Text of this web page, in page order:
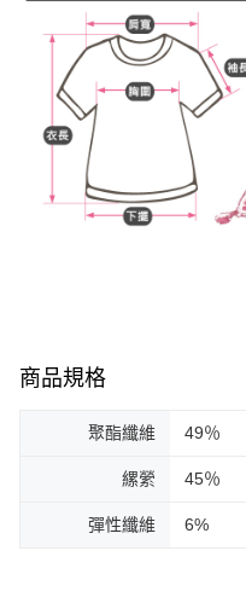
商品規格
聚酯纖維 49％
縲縈 45％
彈性纖維 6%